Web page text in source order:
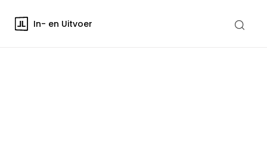
In- en Uitvoer